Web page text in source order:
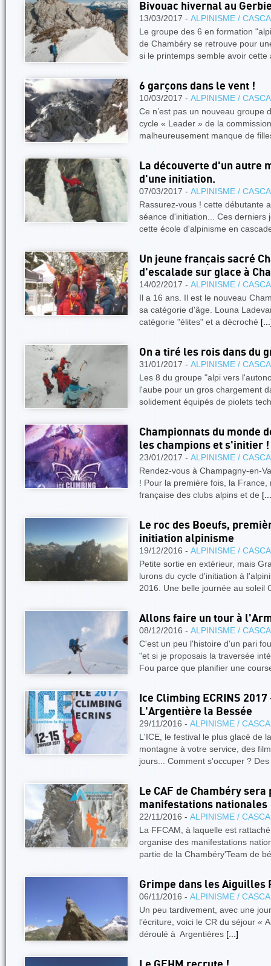
Bivouac hivernal au
13/03/2017 - ALPINISME /
Le groupe des 6 en formation
de Chambéry se retrouve pour
si le printemps semble avoir
6 garçons dans le vent !
10/03/2017 - ALPINISME /
Ce n’est pas un nouveau groupe
cycle « Leader » de la
malheureusement manque de
La découverte d'un autre
d'une initiation.
07/03/2017 - ALPINISME /
Rassurez-vous ! cette débutante
séance d'initiation... Ces derniers
cette école d'alpinisme en
Un jeune français sacré
d'escalade sur glace à
14/02/2017 - ALPINISME /
Il a 16 ans. Il est le nouveau
sa catégorie d'âge. Louna
catégorie "élites" et a décroché
On a tiré les rois dans du
31/01/2017 - ALPINISME /
Les 8 du groupe "alpi vers
l'aube pour un gros chargement
solidement équipés de piolets
Championnats du monde
les champions et s'initier !
23/01/2017 - ALPINISME /
Rendez-vous à Champagny-en-
! Pour la première fois, la
française des clubs alpins et de
Le roc des Boeufs,
initiation alpinisme
19/12/2016 - ALPINISME /
Petite sortie en extérieur, mais
lurons du cycle d'initiation à
2016. Une belle journée au soleil
Allons faire un tour à
08/12/2016 - ALPINISME /
C'est un peu l'histoire d'un pari
"et si je proposais la traversée
Fou parce que planifier une
Ice Climbing ECRINS
L'Argentière la Bessée
29/11/2016 - ALPINISME /
L'ICE, le festival le plus glacé de
montagne à votre service, des
jours... Comment s'occuper ? Des
Le CAF de Chambéry
manifestations nationales
22/11/2016 - ALPINISME /
La FFCAM, à laquelle est
organise des manifestations
partie de la Chambéry'Team de
Grimpe dans les Aiguilles
06/11/2016 - ALPINISME /
Un peu tardivement, avec une
l’écriture, voici le CR du séjour «
déroulé à Argentières [...]